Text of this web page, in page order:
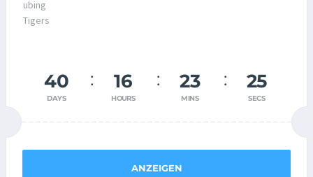
40
DAYS
16
HOURS
23
MINS
25
SECS
ANZEIGEN